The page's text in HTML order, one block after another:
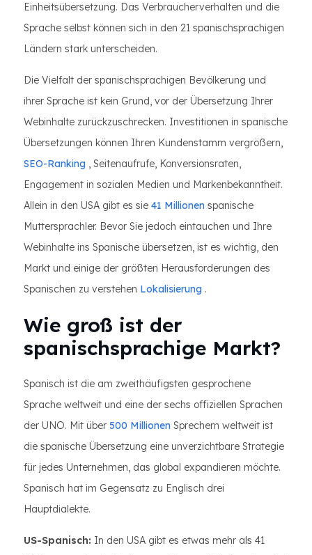
Einheitsübersetzung. Das Verbraucherverhalten und die
Sprache selbst können sich in den 21 spanischsprachigen
Ländern stark unterscheiden.
Die Vielfalt der spanischsprachigen Bevölkerung und
ihrer Sprache ist kein Grund, vor der Übersetzung Ihrer
Webinhalte zurückzuschrecken. Investitionen in spanische
Übersetzungen können Ihren Kundenstamm vergrößern,
SEO-Ranking , Seitenaufrufe, Konversionsraten,
Engagement in sozialen Medien und Markenbekanntheit.
Allein in den USA gibt es sie 41 Millionen spanische
Muttersprachler. Bevor Sie jedoch eintauchen und Ihre
Webinhalte ins Spanische übersetzen, ist es wichtig, den
Markt und einige der größten Herausforderungen des
Spanischen zu verstehen Lokalisierung .
Wie groß ist der
spanischsprachige Markt?
Spanisch ist die am zweithäufigsten gesprochene
Sprache weltweit und eine der sechs offiziellen Sprachen
der UNO. Mit über 500 Millionen Sprechern weltweit ist
die spanische Übersetzung eine unverzichtbare Strategie
für jedes Unternehmen, das global expandieren möchte.
Spanisch hat im Gegensatz zu Englisch drei
Hauptdialekte.
US-Spanisch: In den USA gibt es etwas mehr als 41